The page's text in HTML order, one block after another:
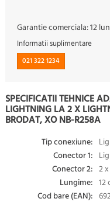
Garantie comerciala:12
Informatii suplimentare
021 322 1234
SPECIFICATII TEHNICE
LIGHTNING LA 2 X
BRODAT, XO NB-R258A
Tip conexiune:
Conector 1:
Conector 2: 2
Lungime: 12
Cod bare (EAN):